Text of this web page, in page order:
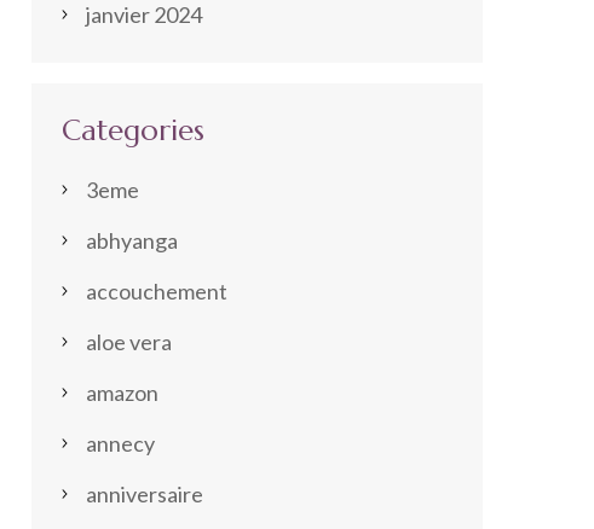
janvier 2024
Categories
3eme
abhyanga
accouchement
aloe vera
amazon
annecy
anniversaire